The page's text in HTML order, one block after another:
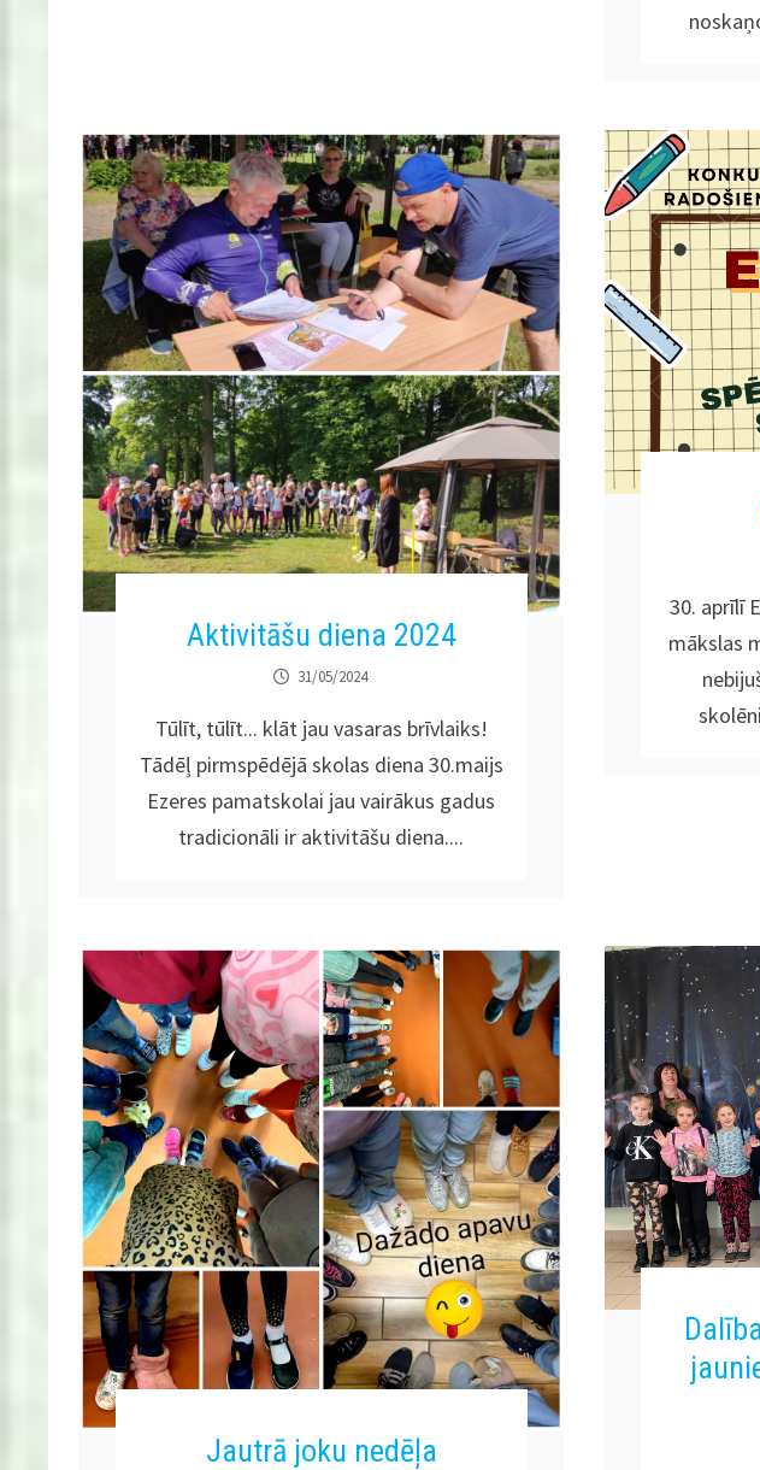
Aktivitāšu diena 2024
31/05/2024
Tūlīt, tūlīt... klāt jau vasaras brīvlaiks!
Tādēļ pirmspēdējā skolas diena 30.maijs
Ezeres pamatskolai jau vairākus gadus
tradicionāli ir aktivitāšu diena....
30. aprīlī
mākslas
Jautrā joku nedēļa